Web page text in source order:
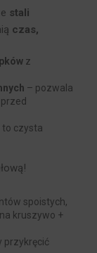
stali
czas,
z
– pozwala
to czysta
spoistych,
kruszywo +
przykręcić